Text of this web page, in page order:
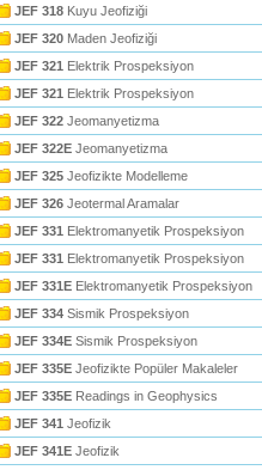
JEF 318 Kuyu Jeofiziği
JEF 320 Maden Jeofiziği
JEF 321 Elektrik Prospeksiyon
JEF 321 Elektrik Prospeksiyon
JEF 322 Jeomanyetizma
JEF 322E Jeomanyetizma
JEF 325 Jeofizikte Modelleme
JEF 326 Jeotermal Aramalar
JEF 331 Elektromanyetik Prospeksiyon
JEF 331 Elektromanyetik Prospeksiyon
JEF 331E Elektromanyetik Prospeksiyon
JEF 334 Sismik Prospeksiyon
JEF 334E Sismik Prospeksiyon
JEF 335E Jeofizikte Popüler Makaleler
JEF 335E Readings in Geophysics
JEF 341 Jeofizik
JEF 341E Jeofizik